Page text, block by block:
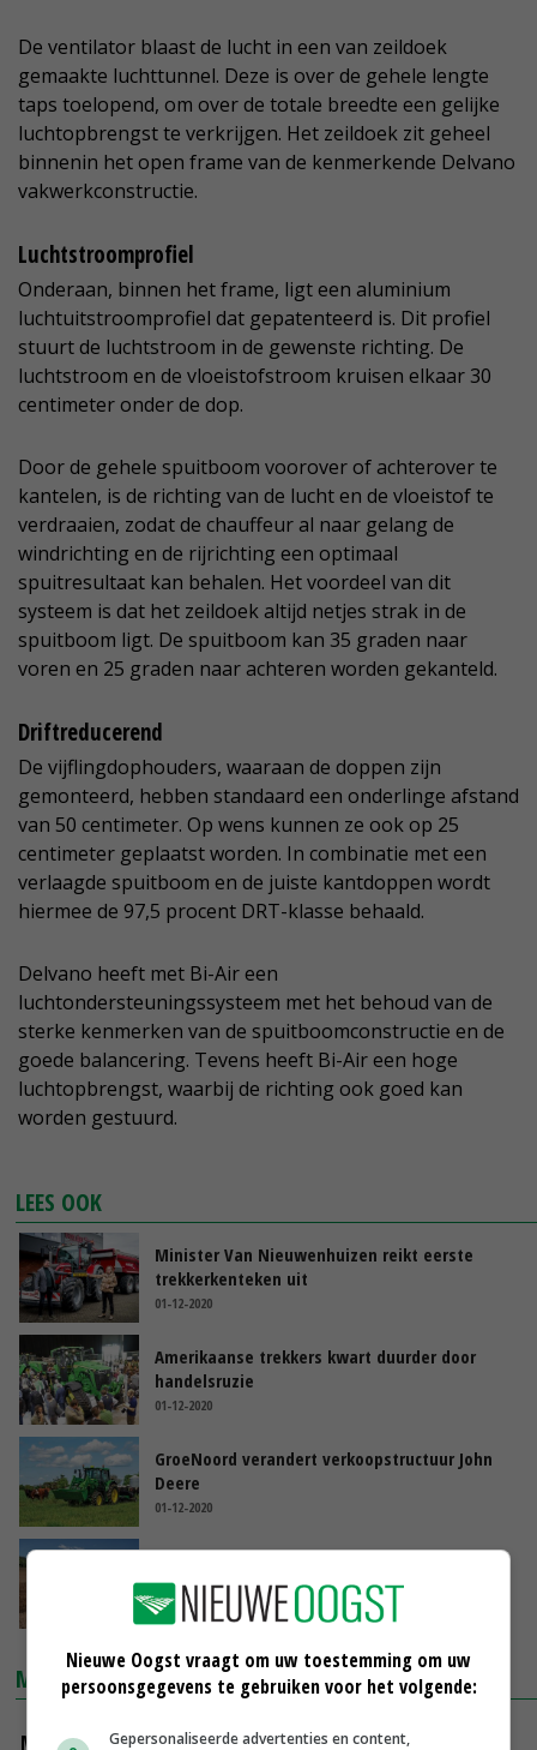
De ventilator blaast de lucht in een van zeildoek
gemaakte luchttunnel. Deze is over de gehele lengte
taps toelopend, om over de totale breedte een gelijke
luchtopbrengst te verkrijgen. Het zeildoek zit geheel
binnenin het open frame van de kenmerkende Delvano
vakwerkconstructie.
Luchtstroomprofiel
Onderaan, binnen het frame, ligt een aluminium
luchtuitstroomprofiel dat gepatenteerd is. Dit profiel
stuurt de luchtstroom in de gewenste richting. De
luchtstroom en de vloeistofstroom kruisen elkaar 30
centimeter onder de dop.
Door de gehele spuitboom voorover of achterover te
kantelen, is de richting van de lucht en de vloeistof te
verdraaien, zodat de chauffeur al naar gelang de
windrichting en de rijrichting een optimaal
spuitresultaat kan behalen. Het voordeel van dit
systeem is dat het zeildoek altijd netjes strak in de
spuitboom ligt. De spuitboom kan 35 graden naar
voren en 25 graden naar achteren worden gekanteld.
Driftreducerend
De vijflingdophouders, waaraan de doppen zijn
gemonteerd, hebben standaard een onderlinge afstand
van 50 centimeter. Op wens kunnen ze ook op 25
centimeter geplaatst worden. In combinatie met een
verlaagde spuitboom en de juiste kantdoppen wordt
hiermee de 97,5 procent DRT-klasse behaald.
Delvano heeft met Bi-Air een
luchtondersteuningssysteem met het behoud van de
sterke kenmerken van de spuitboomconstructie en de
goede balancering. Tevens heeft Bi-Air een hoge
luchtopbrengst, waarbij de richting ook goed kan
worden gestuurd.
LEES OOK
Minister Van Nieuwenhuizen reikt eerste
trekkerkenteken uit
01-12-2020
Amerikaanse trekkers kwart duurder door
handelsruzie
01-12-2020
GroeNoord verandert verkoopstructuur John
Deere
01-12-2020
keer goed
30-11-2020
MARKTPRIJZEN
Magere melkpoeder
Nieuwe Oogst vraagt om uw toestemming om uw
persoonsgegevens te gebruiken voor het volgende:
Gepersonaliseerde advertenties en content,